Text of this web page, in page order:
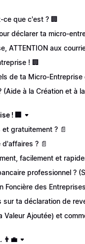
ce que c'est ? 🏢
déclarer ta micro-
ATTENTION aux
! 🏢
de ta Micro-Entreprise
à la Création et à
! 🏢
gratuitement ? 📄
? 📄
facilement et
professionnel ?
Foncière des
ta déclaration de
Ajoutée) et
👨‍💼